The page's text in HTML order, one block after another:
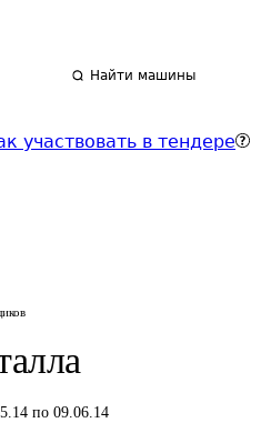
Найти машины
участвовать в тендере
по 09.06.14